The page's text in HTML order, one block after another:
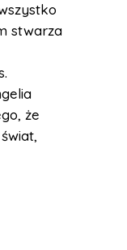
stwarza
że